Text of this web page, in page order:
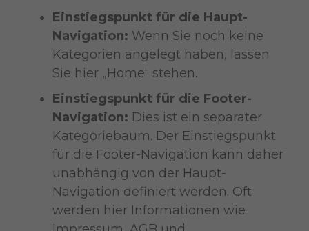
Einstiegspunkt für die Haupt-
Navigation: Wenn Sie noch keine
Kategorien angelegt haben, lassen
Sie hier „Home“ stehen.
Einstiegspunkt für die Footer-
Navigation: Dies ist ein separater
Kategoriebaum. Der Einstiegspunkt
für die Footer-Navigation kann daher
unabhängig von der Haupt-
Navigation definiert werden. Oft
werden hier Informationen wie